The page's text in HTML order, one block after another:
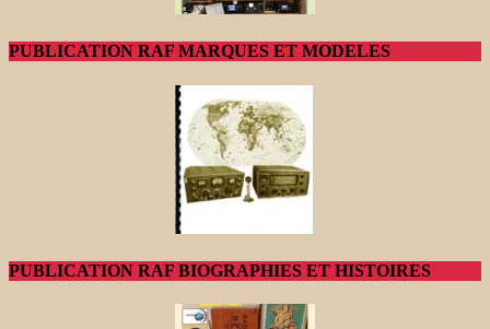
PUBLICATION RAF MARQUES ET MODELES
PUBLICATION RAF BIOGRAPHIES ET HISTOIRES